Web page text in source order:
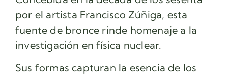
por el artista Francisco Zúñiga, esta
fuente de bronce rinde homenaje a la
investigación en física nuclear.
Sus formas capturan la esencia de los